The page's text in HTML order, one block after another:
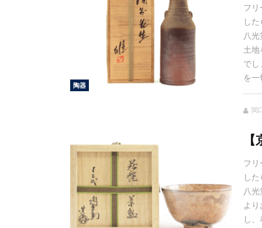
陶器
フ
し
八
土地
でし
を
関
フ
し
八
よ
し